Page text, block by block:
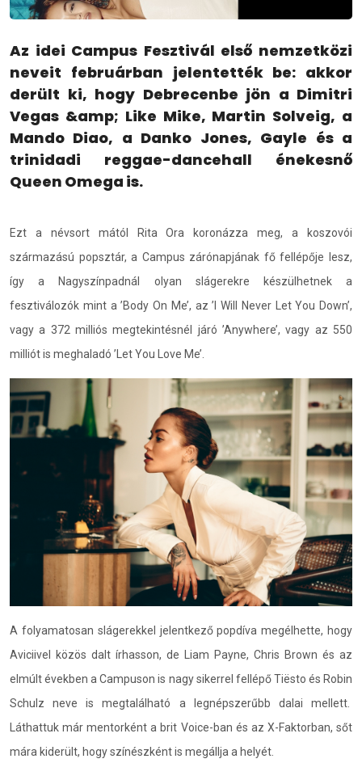
Az idei Campus Fesztivál első nemzetközi
neveit februárban jelentették be: akkor
derült ki, hogy Debrecenbe jön a Dimitri
Vegas &amp; Like Mike, Martin Solveig, a
Mando Diao, a Danko Jones, Gayle és a
trinidadi reggae-dancehall énekesnő
Queen Omega is.
Ezt a névsort mától Rita Ora koronázza meg, a koszovói
származású popsztár, a Campus zárónapjának fő fellépője lesz,
így a Nagyszínpadnál olyan slágerekre készülhetnek a
fesztiválozók mint a ’Body On Me’, az ’I Will Never Let You Down’,
vagy a 372 milliós megtekintésnél járó ’Anywhere’, vagy az 550
milliót is meghaladó ’Let You Love Me’.
A folyamatosan slágerekkel jelentkező popdíva megélhette, hogy
Aviciivel közös dalt írhasson, de Liam Payne, Chris Brown és az
elmúlt években a Campuson is nagy sikerrel fellépő Tiësto és Robin
Schulz neve is megtalálható a legnépszerűbb dalai mellett.
Láthattuk már mentorként a brit Voice-ban és az X-Faktorban, sőt
mára kiderült, hogy színészként is megállja a helyét.